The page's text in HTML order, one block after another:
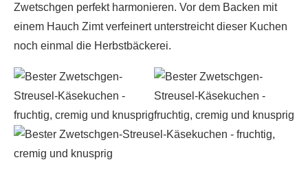
Zwetschgen perfekt harmonieren. Vor dem Backen mit
einem Hauch Zimt verfeinert unterstreicht dieser Kuchen
noch einmal die Herbstbäckerei.